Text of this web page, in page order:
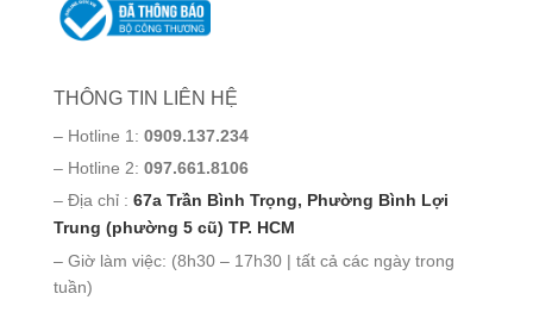
THÔNG TIN LIÊN HỆ
– Hotline 1: 0909.137.234
– Hotline 2: 097.661.8106
– Địa chỉ : 67a Trần Bình Trọng, Phường Bình Lợi
Trung (phường 5 cũ) TP. HCM
– Giờ làm việc: (8h30 – 17h30 | tất cả các ngày trong
tuần)